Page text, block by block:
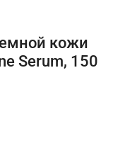
кожи
Serum, 150